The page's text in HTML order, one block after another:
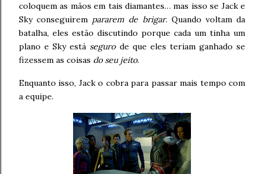
coloquem as mãos em tais diamantes… mas isso se Jack e
Sky conseguirem pararem de brigar. Quando voltam da
batalha, eles estão discutindo porque cada um tinha um
plano e Sky está segurode que eles teriam ganhado se
fizessem as coisas do seu jeito.
Enquanto isso, Jack o cobra para passar mais tempo com
a equipe.